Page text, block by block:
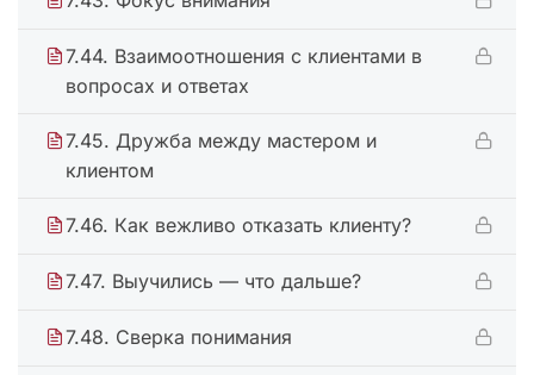
7.44. Взаимоотношения с клиентами в
вопросах и ответах
7.45. Дружба между мастером и
клиентом
7.46. Как вежливо отказать клиенту?
7.47. Выучились — что дальше?
7.48. Сверка понимания